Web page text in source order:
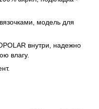
модель для
внутри, надежно
влагу.